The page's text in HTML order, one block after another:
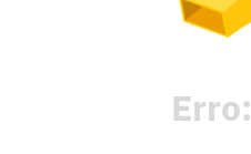
Erro: